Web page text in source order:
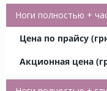
Ноги полностью +